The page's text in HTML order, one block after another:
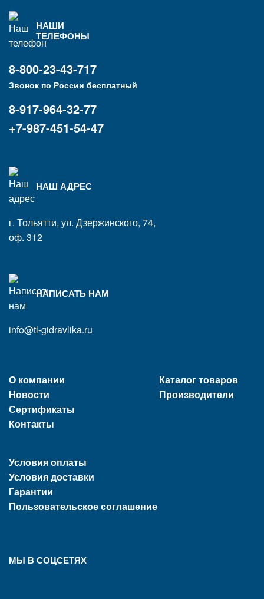
НАШИ
ТЕЛЕФОНЫ
8-800-23-43-717
Звонок по России бесплатный
8-917-964-32-77
+7-987-451-54-47
НАШ АДРЕС
г. Тольятти, ул. Дзержинского, 74,
оф. 312
НАПИСАТЬ НАМ
info@tl-gidravlika.ru
О компании
Новости
Сертификаты
Контакты
Условия оплаты
Условия доставки
Гарантии
Пользовательское соглашение
Каталог товаров
Производители
МЫ В СОЦСЕТЯХ